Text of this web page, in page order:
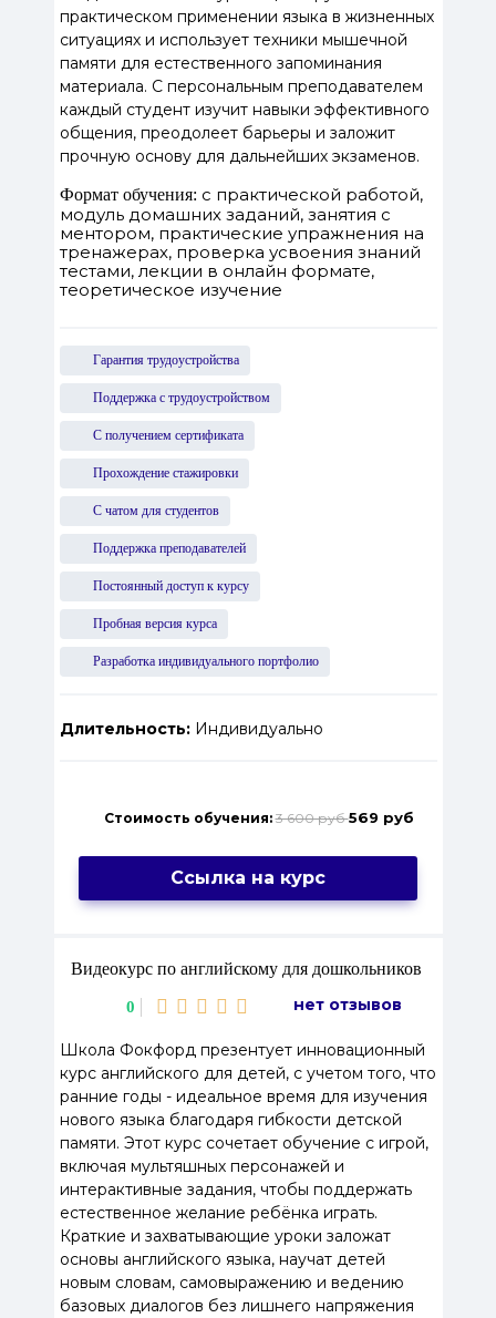
практическом применении языка в жизненных
ситуациях и использует техники мышечной
памяти для естественного запоминания
материала. С персональным преподавателем
каждый студент изучит навыки эффективного
общения, преодолеет барьеры и заложит
прочную основу для дальнейших экзаменов.
Формат обучения: с практической работой,
модуль домашних заданий, занятия с
ментором, практические упражнения на
тренажерах, проверка усвоения знаний
тестами, лекции в онлайн формате,
теоретическое изучение
Гарантия трудоустройства
Поддержка с трудоустройством
С получением сертификата
Прохождение стажировки
С чатом для студентов
Поддержка преподавателей
Постоянный доступ к курсу
Пробная версия курса
Разработка индивидуального портфолио
Длительность:Индивидуально
Стоимость обучения: 3 600 руб569 руб
Ссылка на курс
Видеокурс по английскому для дошкольников
0 нет отзывов
Школа Фокфорд презентует инновационный
курс английского для детей, с учетом того, что
ранние годы - идеальное время для изучения
нового языка благодаря гибкости детской
памяти. Этот курс сочетает обучение с игрой,
включая мультяшных персонажей и
интерактивные задания, чтобы поддержать
естественное желание ребёнка играть.
Краткие и захватывающие уроки заложат
основы английского языка, научат детей
новым словам, самовыражению и ведению
базовых диалогов без лишнего напряжения